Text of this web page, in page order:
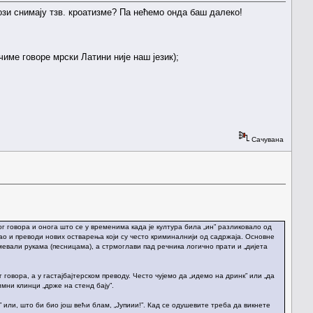
снимају тзв. кроатизме? Па нећемо онда баш далеко!
говоре мрски Латини није наш језик);
Сачувана
говора и онога што се у временима када је култура била „ин” разликовало од
преводи нових остварења који су често криминалнији од садржаја. Основне
рукама (песницама), а стрмоглави пад речника логично прати и „дијета
а у гастајбајтерском преводу. Често чујемо да „идемо на дринк” или „да
клинци „држе на стенд бају”.
или, што би био још већи блам, „Јупиии!”. Кад се одушевите треба да викнете